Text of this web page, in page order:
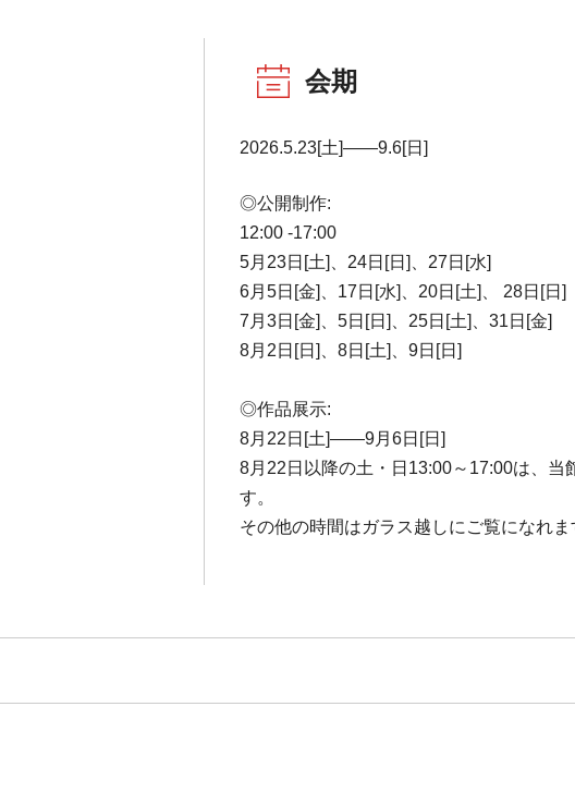
会期
2026.5.23[土]――9.6[日]
◎公開制作:
12:00 -17:00
5月23日[土]、24日[日]、27日[水]
6月5日[金]、17日[水]、20日[土]、 28日[日]
7月3日[金]、5日[日]、25日[土]、31日[金]
8月2日[日]、8日[土]、9日[日]
◎作品展示:
8月22日[土]――9月6日[日]
8月22日以降の土・日13:00～17:00は、当
す。
その他の時間はガラス越しにご覧になれま